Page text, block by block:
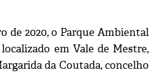
de 2020, o Parque Ambiental
em Vale de Mestre,
da Coutada, concelho